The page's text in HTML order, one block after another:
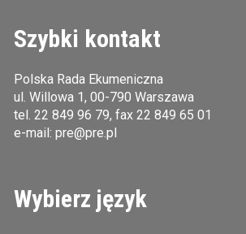
Szybki kontakt
Polska Rada Ekumeniczna
ul. Willowa 1, 00-790 Warszawa
tel. 22 849 96 79, fax 22 849 65 01
e-mail: pre@pre.pl
Wybierz język